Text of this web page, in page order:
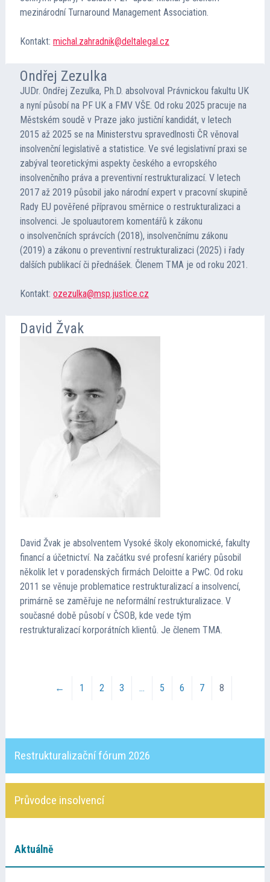
mezinárodní Turnaround Management Association.
Kontakt: michal.zahradnik@deltalegal.cz
Ondřej Zezulka
JUDr. Ondřej Zezulka, Ph.D. absolvoval Právnickou fakultu UK
a nyní působí na PF UK a FMV VŠE. Od roku 2025 pracuje na
Městském soudě v Praze jako justiční kandidát, v letech
2015 až 2025 se na Ministerstvu spravedlnosti ČR věnoval
insolvenční legislativě a statistice. Ve své legislativní praxi se
zabýval teoretickými aspekty českého a evropského
insolvenčního práva a preventivní restrukturalizací. V letech
2017 až 2019 působil jako národní expert v pracovní skupině
Rady EU pověřené přípravou směrnice o restrukturalizaci a
insolvenci. Je spoluautorem komentářů k zákonu
o insolvenčních správcích (2018), insolvenčnímu zákonu
(2019) a zákonu o preventivní restrukturalizaci (2025) i řady
dalších publikací či přednášek. Členem TMA je od roku 2021.
Kontakt: ozezulka@msp.justice.cz
David Žvak
David Žvak je absolventem Vysoké školy ekonomické, fakulty
financí a účetnictví. Na začátku své profesní kariéry působil
několik let v poradenských firmách Deloitte a PwC. Od roku
2011 se věnuje problematice restrukturalizací a insolvencí,
primárně se zaměřuje ne neformální restrukturalizace. V
současné době působí v ČSOB, kde vede tým
restrukturalizací korporátních klientů. Je členem TMA.
← 1 2 3 … 5 6 7 8
Restrukturalizační fórum 2026
Průvodce insolvencí
Aktuálně